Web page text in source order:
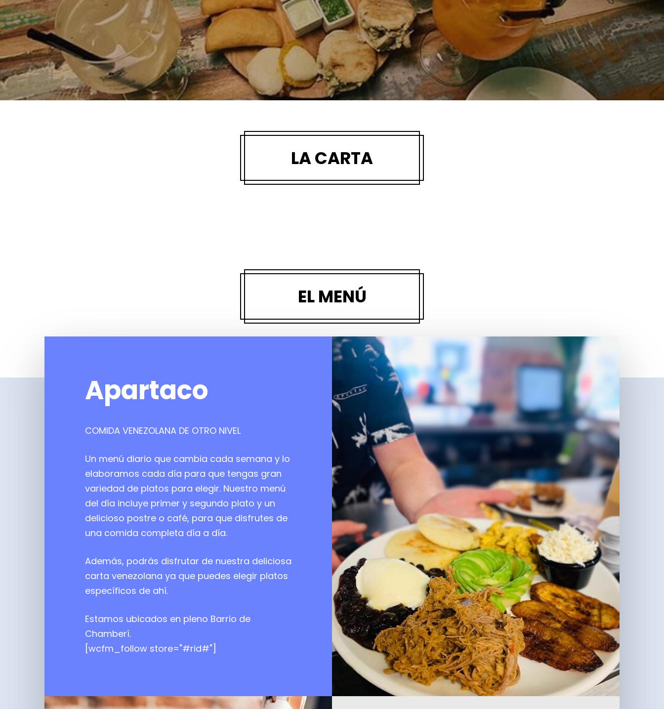
LA CARTA
EL MENÚ
Apartaco
COMIDA VENEZOLANA DE OTRO NIVEL
Un menú diario que cambia cada semana y lo
elaboramos cada día para que tengas gran
variedad de platos para elegir. Nuestro menú
del día incluye primer y segundo plato y un
delicioso postre o café, para que disfrutes de
una comida completa día a día.
Además, podrás disfrutar de nuestra deliciosa
carta venezolana ya que puedes elegir platos
específicos de ahí.
Estamos ubicados en pleno Barrio de
Chamberí.
[wcfm_follow store="#rid#"]